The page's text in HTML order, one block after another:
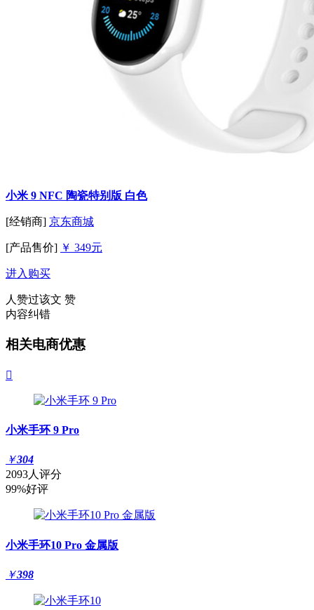
小米 9 NFC 陶瓷特别版 白色
[经销商] 京东商城
[产品售价] ￥ 349元
进入购买
人赞过该文 赞
内容纠错
相关电商优惠

小米手环 9 Pro
￥304
2093人评分
99%好评
小米手环10 Pro 金属版
￥398